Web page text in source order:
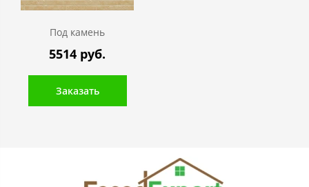
Под камень
5514 руб.
Заказать